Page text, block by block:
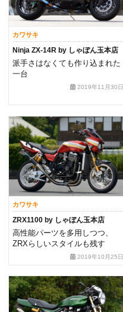
カワサキ
Ninja ZX-14R by しゃぼん玉本店
派手さはなくても作り込まれた
一台
2019年11月30日
カワサキ
ZRX1100 by しゃぼん玉本店
高性能パーツを多用しつつ、
ZRXらしいスタイルも残す
2019年10月25日